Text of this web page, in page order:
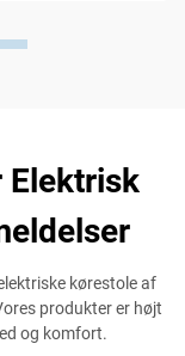
Elektrisk
kørestole af
produkter er højt
og komfort.